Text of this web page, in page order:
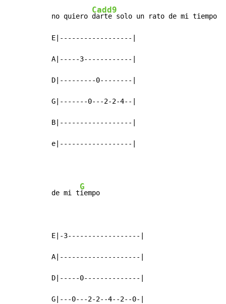
no quiero
Cadd9
darte solo un rato de mi tiempo
E|------------------|
A|-----3------------|
D|---------0--------|
G|-------0---2-2-4--|
B|------------------|
e|------------------|
de mi t
G
iempo
E|-3------------------|
A|--------------------|
D|-----0--------------|
G|---0---2-2--4--2--0-|